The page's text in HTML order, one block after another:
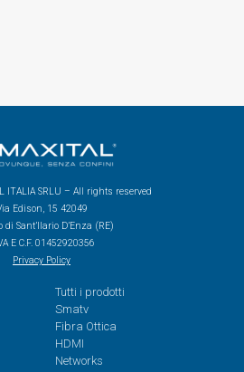
ITALIA SRLU – All rights reserved
Edison, 15 42049
di Sant’Ilario D’Enza (RE)
E C.F. 01452920356
Privacy Policy
Tutti i prodotti
Smatv
Fibra Ottica
HDMI
Networks